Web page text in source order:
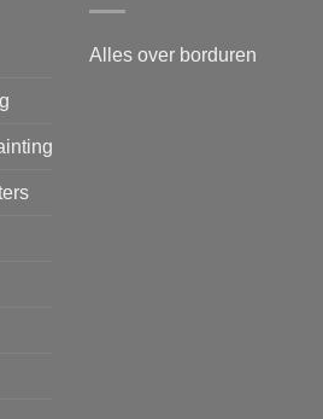
Alles over borduren